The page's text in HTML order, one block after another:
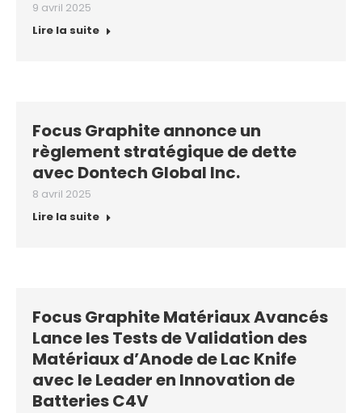
9 avril 2025
Lire la suite
Focus Graphite annonce un
règlement stratégique de dette
avec Dontech Global Inc.
8 avril 2025
Lire la suite
Focus Graphite Matériaux Avancés
Lance les Tests de Validation des
Matériaux d’Anode de Lac Knife
avec le Leader en Innovation de
Batteries C4V